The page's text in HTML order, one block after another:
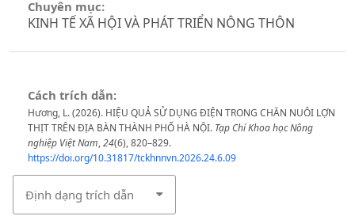
Chuyên mục:
KINH TẾ XÃ HỘI VÀ PHÁT TRIỂN NÔNG THÔN
Cách trích dẫn:
Hương, L. (2026). HIỆU QUẢ SỬ DỤNG ĐIỆN TRONG CHĂN NUÔI LỢN
THỊT TRÊN ĐỊA BÀN THÀNH PHỐ HÀ NỘI. Tạp Chí Khoa học Nông
nghiệp Việt Nam,24(6), 820–829.
https://doi.org/10.31817/tckhnnvn.2026.24.6.09
Định dạng trích dẫn